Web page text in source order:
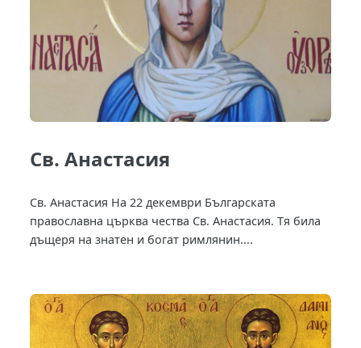
Св. Анастасия
Св. Анастасия На 22 декември Българската
православна църква чества Св. Анастасия. Тя била
дъщеря на знатен и богат римлянин....